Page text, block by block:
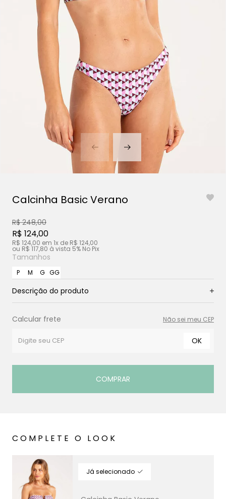
Calcinha Basic Verano
Tamanhos
P M G GG
R$ 248,00
R$ 124,00
R$ 124,00 em 1x de R$ 124,00
ou R$ 117,80 à vista 5% No Pix
Descrição do produto
Calcular frete Não sei meu CEP
OK
COMPRAR